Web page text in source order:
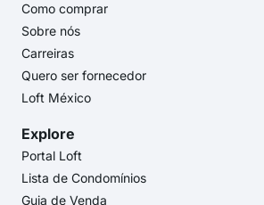
Como comprar
Sobre nós
Carreiras
Quero ser fornecedor
Loft México
Explore
Portal Loft
Lista de Condomínios
Guia de Venda